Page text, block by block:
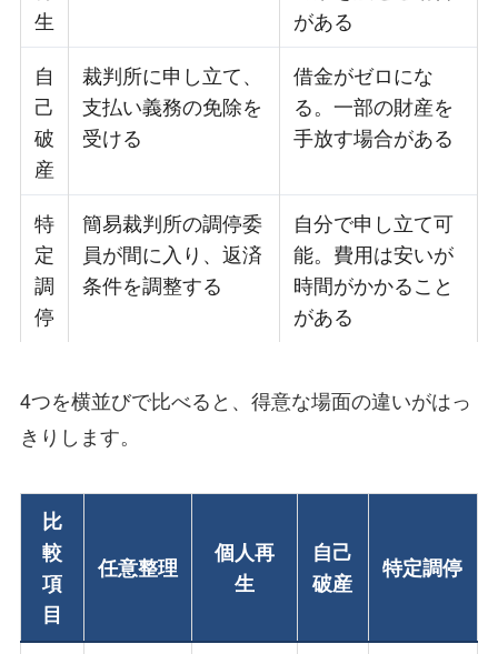
生
がある
自
己
破
産
裁判所に申し立て、
支払い義務の免除を
受ける
借金がゼロにな
る。一部の財産を
手放す場合がある
特
定
調
停
簡易裁判所の調停委
員が間に入り、返済
条件を調整する
自分で申し立て可
能。費用は安いが
時間がかかること
がある
4つを横並びで比べると、得意な場面の違いがはっ
きりします。
比
較
項
目
任意整理
個人再
生
自己
破産
特定調停